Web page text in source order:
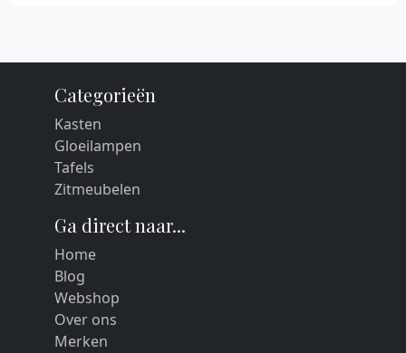
Categorieën
Kasten
Gloeilampen
Tafels
Zitmeubelen
Ga direct naar...
Home
Blog
Webshop
Over ons
Merken